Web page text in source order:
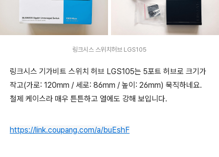
링크시스 스위치허브 LGS105
링크시스 기가비트 스위치 허브 LGS105는 5포트 허브로 크기가
작고(가로: 120mm / 세로: 86mm / 높이: 26mm) 묵직하네요.
철제 케이스라 매우 튼튼하고 열에도 강해 보입니다.
https://link.coupang.com/a/buEshF